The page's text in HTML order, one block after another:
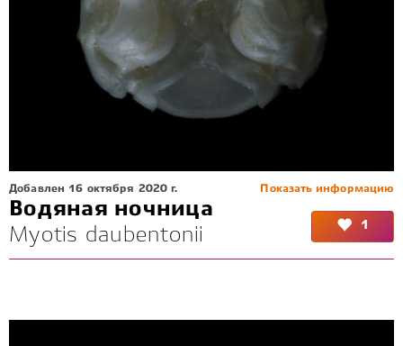
Показать информацию
Добавлен 16 октября 2020 г.
Водяная ночница
Myotis daubentonii
1